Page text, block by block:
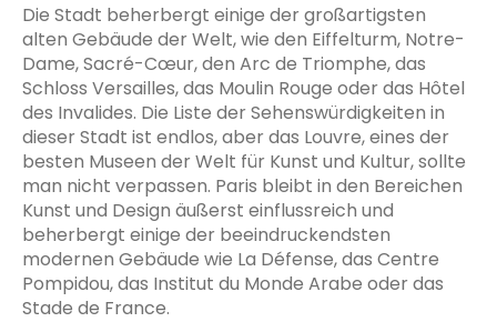
Die Stadt beherbergt einige der großartigsten
alten Gebäude der Welt, wie den Eiffelturm, Notre-
Dame, Sacré-Cœur, den Arc de Triomphe, das
Schloss Versailles, das Moulin Rouge oder das Hôtel
des Invalides. Die Liste der Sehenswürdigkeiten in
dieser Stadt ist endlos, aber das Louvre, eines der
besten Museen der Welt für Kunst und Kultur, sollte
man nicht verpassen. Paris bleibt in den Bereichen
Kunst und Design äußerst einflussreich und
beherbergt einige der beeindruckendsten
modernen Gebäude wie La Défense, das Centre
Pompidou, das Institut du Monde Arabe oder das
Stade de France.